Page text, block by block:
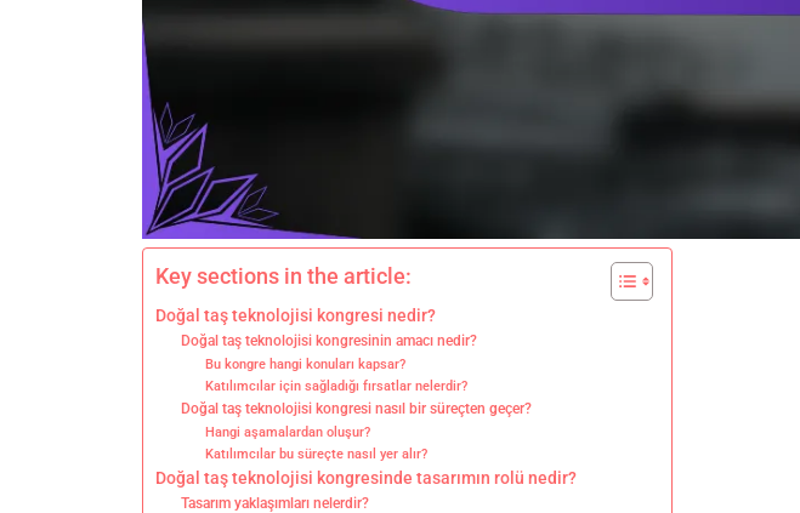
Key sections in the article:
Doğal taş teknolojisi kongresi nedir?
Doğal taş teknolojisi kongresinin amacı nedir?
Bu kongre hangi konuları kapsar?
Katılımcılar için sağladığı fırsatlar nelerdir?
Doğal taş teknolojisi kongresi nasıl bir süreçten geçer?
Hangi aşamalardan oluşur?
Katılımcılar bu süreçte nasıl yer alır?
Doğal taş teknolojisi kongresinde tasarımın rolü nedir?
Tasarım yaklaşımları nelerdir?